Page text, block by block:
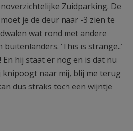
Zuidparking. De
je de deur naar -3 zien te
wat rond met andere
‘This is strange..’
En hij staat er nog en is dat nu
knipoogt naar mij, blij me terug
dus straks toch een wijntje